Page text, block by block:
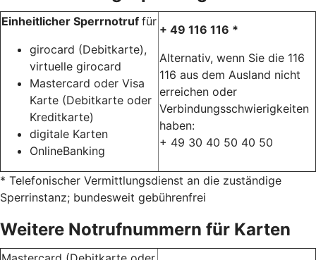
Einheitlicher Sperrnotruf für
girocard (Debitkarte),
virtuelle girocard
Mastercard oder Visa
Karte (Debitkarte oder
Kreditkarte)
digitale Karten
OnlineBanking
+ 49 116 116 *
Alternativ, wenn Sie die 116
116 aus dem Ausland nicht
erreichen oder
Verbindungsschwierigkeiten
haben:
+ 49 30 40 50 40 50
* Telefonischer Vermittlungsdienst an die zuständige
Sperrinstanz; bundesweit gebührenfrei
Weitere Notrufnummern für Karten